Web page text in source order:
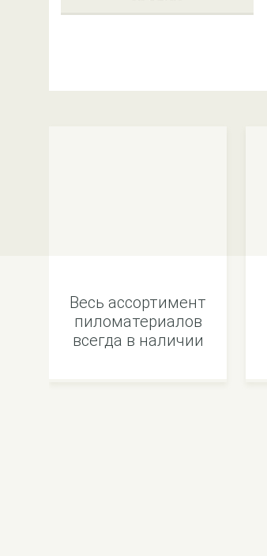
Весь ассортимент
пиломатериалов
всегда в наличии